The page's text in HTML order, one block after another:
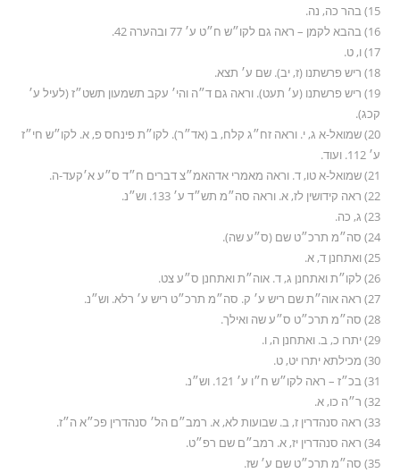
15) בהר כה, נה.
16) בהבא לקמן – ראה גם לקו״ש ח״ט ע׳ 77 ובהערה 42.
17) ו, ט.
18) ריש פרשתנו (ז, יב). שם ע׳ תצא.
19) ריש פרשתנו (ע׳ תעט). וראה גם ד״ה והי׳ עקב תשמעון תשט״ז (לעיל ע׳
קכג).
20) שמואל-א ג, י. וראה זח״ג קלח, ב (אד״ר). לקו״ת פינחס פ, א. לקו״ש חי״ז
ע׳ 112. ועוד.
21) שמואל-א טו, ד. וראה מאמרי אדהאמ״צ דברים ח״ד ס״ע א׳קעד-ה.
22) ראה קידושין לז, א. וראה סה״מ תש״ד ע׳ 133. וש״נ.
23) ג, כה.
24) סה״מ תרכ״ט שם (ס״ע שה).
25) ואתחנן ד, א.
26) לקו״ת ואתחנן ג, ד. אוה״ת ואתחנן ס״ע צט.
27) ראה אוה״ת שם ריש ע׳ ק. סה״מ תרכ״ט ריש ע׳ רלא. וש״נ.
28) סה״מ תרכ״ט ס״ע שה ואילך.
29) יתרו כ, ב. ואתחנן ה, ו.
30) מכילתא יתרו יט, ט.
31) בכ״ז – ראה לקו״ש ח״ו ע׳ 121. וש״נ.
32) ר״ה כו, א.
33) ראה סנהדרין ז, ב. שבועות לא, א. רמב״ם הל׳ סנהדרין פכ״א ה״ז.
34) ראה סנהדרין יז, א. רמב״ם שם רפ״ט.
35) סה״מ תרכ״ט שם ע׳ שז.